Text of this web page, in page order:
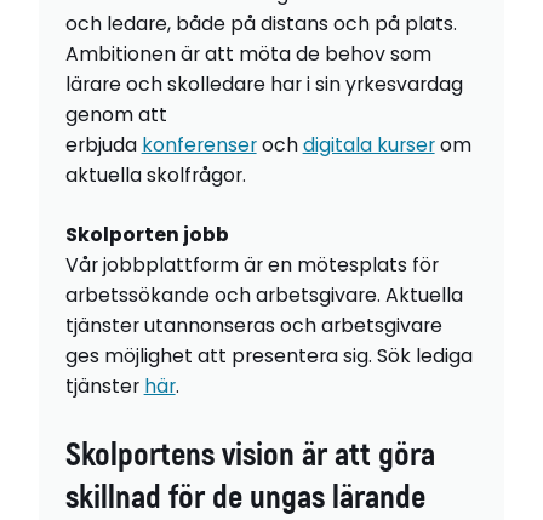
och ledare, både på distans och på plats.
Ambitionen är att möta de behov som
lärare och skolledare har i sin yrkesvardag
genom att
erbjuda konferenserochdigitala kurserom
aktuella skolfrågor.
Skolporten jobb
Vår jobbplattform är en mötesplats för
arbetssökande och arbetsgivare. Aktuella
tjänster utannonseras och arbetsgivare
ges möjlighet att presentera sig. Sök lediga
tjänster här.
Skolportens vision är att göra
skillnad för de ungas lärande